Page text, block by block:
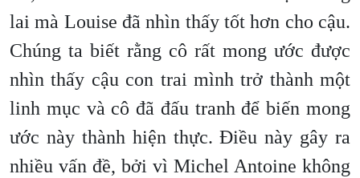
lai mà Louise đã nhìn thấy tốt hơn cho cậu.
Chúng ta biết rằng cô rất mong ước được
nhìn thấy cậu con trai mình trở thành một
linh mục và cô đã đấu tranh để biến mong
ước này thành hiện thực. Điều này gây ra
nhiều vấn đề, bởi vì Michel Antoine không